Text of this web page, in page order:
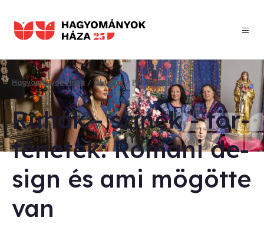
tartalomra
Morzsa
Hagyományok Háza Oktatás Programok
Ru­hák - szí­nek - tör­
té­ne­tek: Ro­ma­ni de­
sign és ami mö­göt­te
van